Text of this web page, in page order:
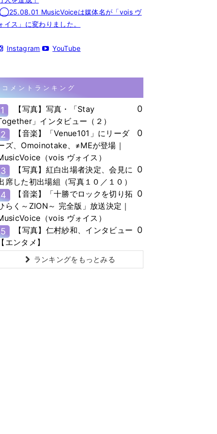
◯25.08.01 MusicVoiceは媒体名が「vois ヴ
イス」に変わりました。
Instagram YouTube
コメントランキング
1
【写真】写真・「Stay
」インタビュー（２）
0
2
【音楽】「Venue101」にリーダ
ズ、Omoinotake、≠MEが登場｜
（vois ヴォイス）
0
3
【写真】紅白出場者決定、会見に
席した初出場組（写真１０／１０）
0
4
【音楽】「十勝でロックを切り拓
らく～ZION～ 完全版」放送決定｜
（vois ヴォイス）
0
5
【写真】仁村紗和、インタビュー
エンタメ】
0
ランキングをもっとみる